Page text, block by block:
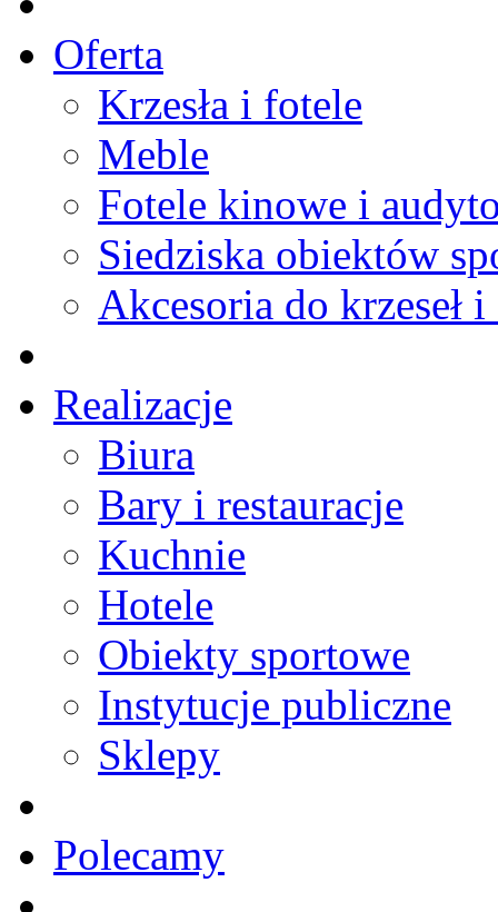
Oferta
Krzesła i fotele
Meble
Fotele kinowe i
Siedziska obiektów
Akcesoria do krzeseł
Realizacje
Biura
Bary i restauracje
Kuchnie
Hotele
Obiekty sportowe
Instytucje publiczne
Sklepy
Polecamy